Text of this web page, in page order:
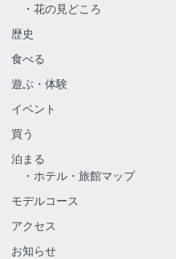
花の見どころ
歴史
食べる
遊ぶ・体験
イベント
買う
泊まる
ホテル・旅館マップ
モデルコース
アクセス
お知らせ